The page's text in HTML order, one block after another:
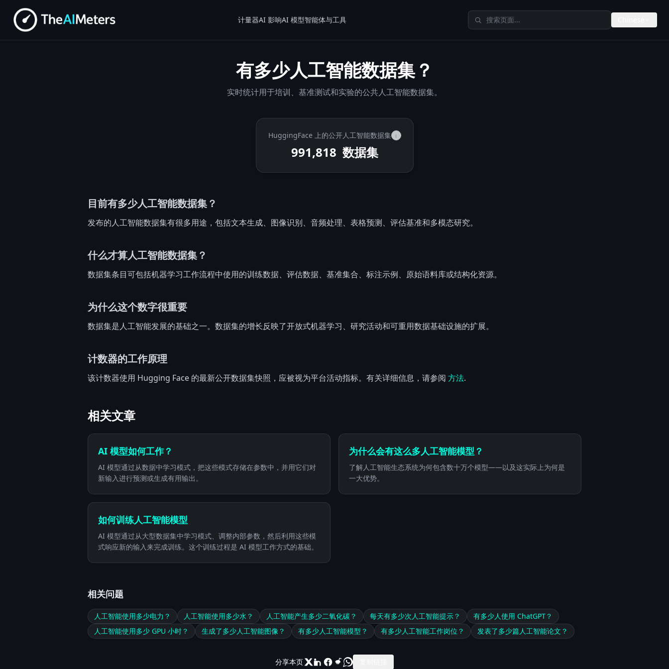
计量器AI 影响AI 模型智能体与工具 搜索 TheAIMeters
有多少人工智能数据集？
实时统计用于培训、基准测试和实验的公共人工智能数据集。
HuggingFace 上的公开人工智能数据集 i
991,818 数据集
目前有多少人工智能数据集？
发布的人工智能数据集有很多用途，包括文本生成、图像识别、音频处理、表格预测、评估基准和多模态研究。
什么才算人工智能数据集？
数据集条目可包括机器学习工作流程中使用的训练数据、评估数据、基准集合、标注示例、原始语料库或结构化资源。
为什么这个数字很重要
数据集是人工智能发展的基础之一。数据集的增长反映了开放式机器学习、研究活动和可重用数据基础设施的扩展。
计数器的工作原理
该计数器使用 Hugging Face 的最新公开数据集快照，应被视为平台活动指标。有关详细信息，请参阅 方法.
相关文章
AI 模型如何工作？
AI 模型通过从数据中学习模式，把这些模式存储在参数中，并用它们对
新输入进行预测或生成有用输出。
为什么会有这么多人工智能模型？
了解人工智能生态系统为何包含数十万个模型——以及这实际上为何是
一大优势。
如何训练人工智能模型
AI 模型通过从大型数据集中学习模式、调整内部参数，然后利用这些模
式响应新的输入来完成训练。这个训练过程是 AI 模型工作方式的基础。
相关问题
人工智能使用多少电力？ 人工智能使用多少水？ 人工智能产生多少二氧化碳？ 每天有多少次人工智能提示？
有多少人使用 ChatGPT？
人工智能使用多少 GPU 小时？
生成了多少人工智能图像？ 有多少人工智能模型？ 有多少人工智能工作岗位？ 发表了多少篇人工智能论文？
分享本页